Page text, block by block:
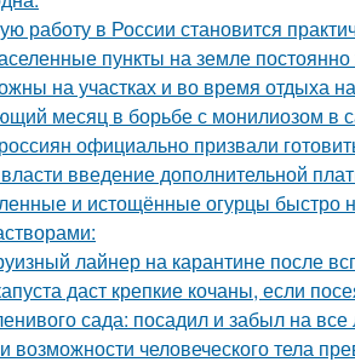
работу в России становится
пункты на земле
на участках и во время отдыха
месяц в борьбе с монилиозом в
официально призвали
введение дополнительной
и истощённые огурцы быстро
лайнер на карантине после
даст крепкие кочаны, если
сада: посадил и забыл на все
возможности человеческого тела